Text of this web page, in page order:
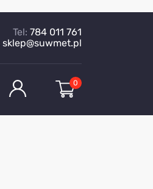
Tel: 784 011 761
sklep@suwmet.pl
0